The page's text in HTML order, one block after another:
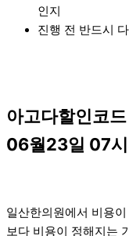
인지
진행 전 반드시
아고다할인코
06월23일 07
일산한의원에서 비용
보다 비용이 정해지는